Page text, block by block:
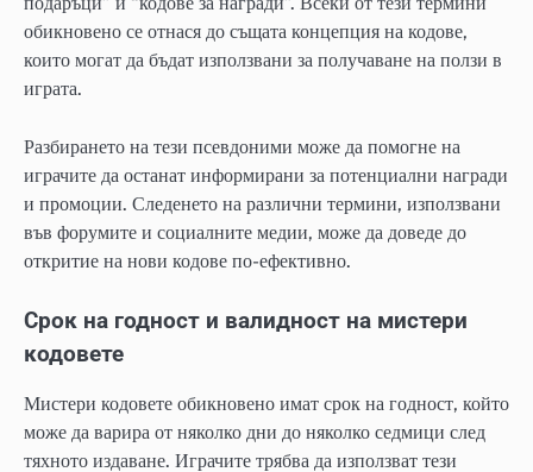
обикновено се отнася до същата концепция на кодове,
които могат да бъдат използвани за получаване на ползи в
играта.
Разбирането на тези псевдоними може да помогне на
играчите да останат информирани за потенциални награди
и промоции. Следенето на различни термини, използвани
във форумите и социалните медии, може да доведе до
откритие на нови кодове по-ефективно.
Срок на годност и валидност на мистери
кодовете
Мистери кодовете обикновено имат срок на годност, който
може да варира от няколко дни до няколко седмици след
тяхното издаване. Играчите трябва да използват тези